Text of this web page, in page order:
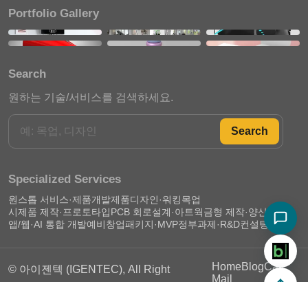
Portfolio Gallery
Search
원하는 기술/서비스를 검색하세요.
Search
Specialized Services
원스톱 서비스·제품개발제품디자인·워킹목업
시제품 제작·프로토타입 PCB 회로설계·아트웍 금형 제작·양산 준비
앱/웹·AI 통합 개발예비창업패키지·MVP정부과제·R&D컨설팅
© 아이젠텍 (IGENTEC), All Right
HomeBlogCall
Mail